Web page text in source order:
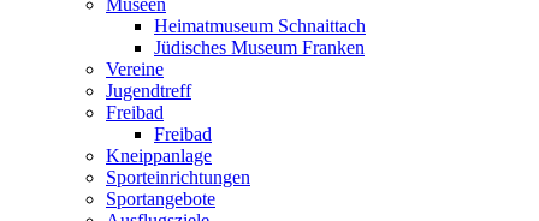
Museen
Heimatmuseum Schnaittach
Jüdisches Museum Franken
Vereine
Jugendtreff
Freibad
Freibad
Kneippanlage
Sporteinrichtungen
Sportangebote